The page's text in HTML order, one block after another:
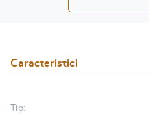
Caracteristici
Tip: